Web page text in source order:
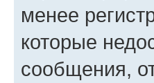
менее
которые
сообщения,